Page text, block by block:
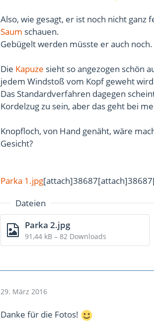
Also, wie gesagt, er ist noch nicht
Saum schauen.
Gebügelt werden müsste er auch
Die Kapuze sieht so angezogen schön
jedem Windstoß vom Kopf geweht
Das Standardverfahren dagegen
Kordelzug zu sein, aber das geht bei
Knopfloch, von Hand genäht, wäre
Gesicht?
Parka 1.jpg
Dateien
Parka 2.jpg
91,44 kB – 82 Downloads
29. März 2016
Danke für die Fotos!